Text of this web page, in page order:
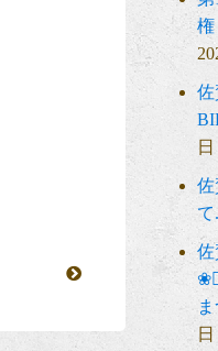
権
佐
日
佐
て
日